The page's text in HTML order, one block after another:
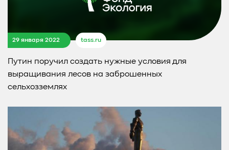
29 января 2022 tass.ru
Путин поручил создать нужные условия для
выращивания лесов на заброшенных
сельхозземлях